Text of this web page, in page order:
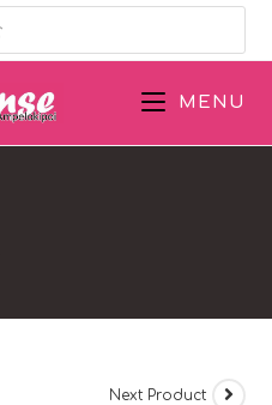
MENU
Next Product